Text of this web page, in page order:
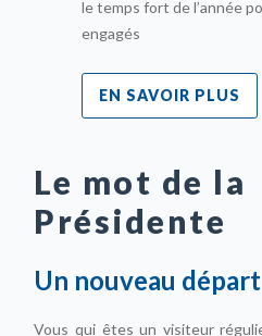
de l’année pour tous ceux qui sont
Le mot de la
Présidente
Un nouveau départ